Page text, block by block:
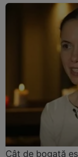
Cât de bogată